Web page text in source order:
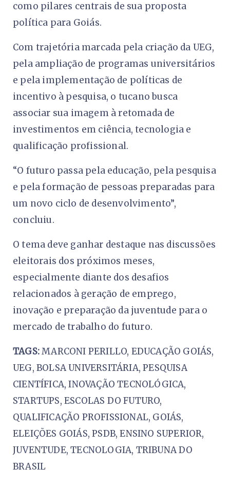
como pilares centrais de sua proposta
política para Goiás.
Com trajetória marcada pela criação da UEG,
pela ampliação de programas universitários
e pela implementação de políticas de
incentivo à pesquisa, o tucano busca
associar sua imagem à retomada de
investimentos em ciência, tecnologia e
qualificação profissional.
“O futuro passa pela educação, pela pesquisa
e pela formação de pessoas preparadas para
um novo ciclo de desenvolvimento”,
concluiu.
O tema deve ganhar destaque nas discussões
eleitorais dos próximos meses,
especialmente diante dos desafios
relacionados à geração de emprego,
inovação e preparação da juventude para o
mercado de trabalho do futuro.
TAGS:MARCONI PERILLO, EDUCAÇÃO GOIÁS,
UEG, BOLSA UNIVERSITÁRIA, PESQUISA
CIENTÍFICA, INOVAÇÃO TECNOLÓGICA,
STARTUPS, ESCOLAS DO FUTURO,
QUALIFICAÇÃO PROFISSIONAL, GOIÁS,
ELEIÇÕES GOIÁS, PSDB, ENSINO SUPERIOR,
JUVENTUDE, TECNOLOGIA, TRIBUNA DO
BRASIL